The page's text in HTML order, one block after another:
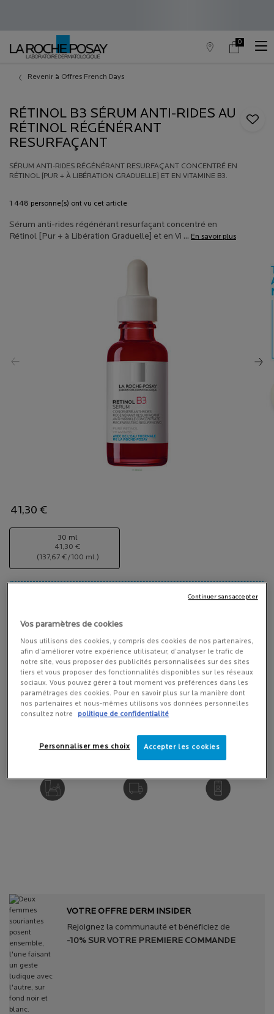
Trouver
Mon
0
0 produit in
Revenir à Offres French Days
RÉTINOL B3 SÉRUM ANTI-RIDES AU
RÉTINOL RÉGÉNÉRANT
RESURFAÇANT
SÉRUM ANTI-RIDES RÉGÉNÉRANT RESURFAÇANT CONCENTRÉ EN
RÉTINOL [PUR + À LIBÉRATION GRADUELLE] ET EN VITAMINE B3.
1 448 personne(s) ont vu cet article
Sérum anti-rides régénérant resurfaçant concentré en
Rétinol [Pur + à Libération Graduelle] et en Vi ... En savoir plus
41,30 €
30 ml
41,30 €
(137,67 €/100 ml.)
MODE DE PAIEMENT 100% SÉCURISÉ
VOTRE OFFRE DERM INSIDER
Rejoignez la communauté et bénéficiez de
-10% SUR VOTRE PREMIERE COMMANDE
Vos paramètres de cookies
Nous utilisons des cookies, y compris des cookies de nos partenaires,
afin d’améliorer votre expérience utilisateur, d’analyser le trafic de
notre site, vous proposer des publicités personnalisées sur des sites
tiers et vous proposer des fonctionnalités disponibles sur les réseaux
sociaux. Vous pouvez gérer à tout moment vos préférences dans les
paramétrages des cookies. Pour en savoir plus sur la manière dont
nos partenaires et nous-mêmes utilisons vos données personnelles
consultez notre
politique de confidentialité
Accepter les cookies
Personnaliser mes choix
Continuer sans accepter